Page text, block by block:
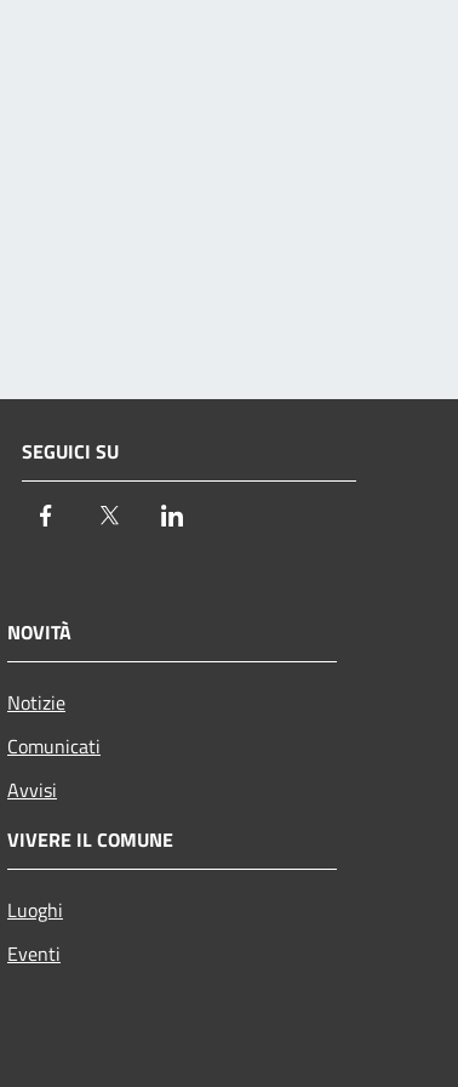
SEGUICI SU
Facebook Twitter
NOVITÀ
Notizie
Comunicati
Avvisi
VIVERE IL COMUNE
Luoghi
Eventi